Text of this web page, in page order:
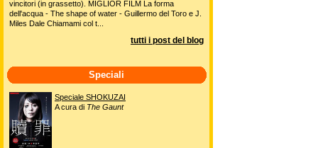
vincitori (in grassetto). MIGLIOR FILM La forma
dell'acqua - The shape of water - Guillermo del Toro e J.
Miles Dale Chiamami col t...
tutti i post del blog
Speciali
Speciale SHOKUZAI
A cura di The Gaunt